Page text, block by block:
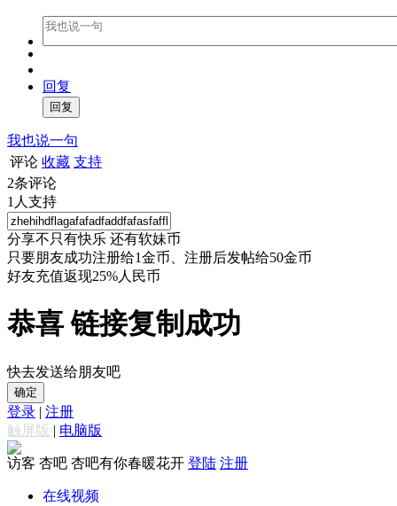
回复
我也说一句
评论 收藏 支持
2条评论
1 人支持
分享不只有快乐 还有软妹币
只要朋友成功注册给1金币、注册后发帖给50金币
好友充值返现25%人民币
恭喜 链接复制成功
快去发送给朋友吧
确定
登录 | 注册
触屏版 | 电脑版
访客 杏吧 杏吧有你春暖花开 登陆 注册
在线视频